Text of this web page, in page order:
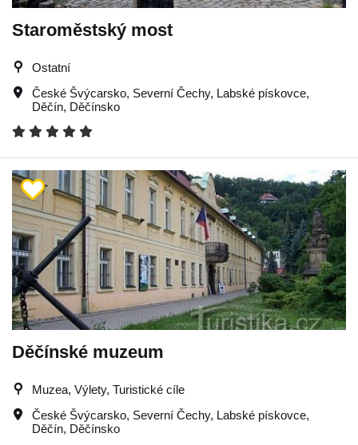
Staroměstský most
Ostatní
České Švýcarsko, Severní Čechy, Labské pískovce,
Děčín, Děčínsko
Děčínské muzeum
Muzea, Výlety, Turistické cíle
České Švýcarsko, Severní Čechy, Labské pískovce,
Děčín, Děčínsko